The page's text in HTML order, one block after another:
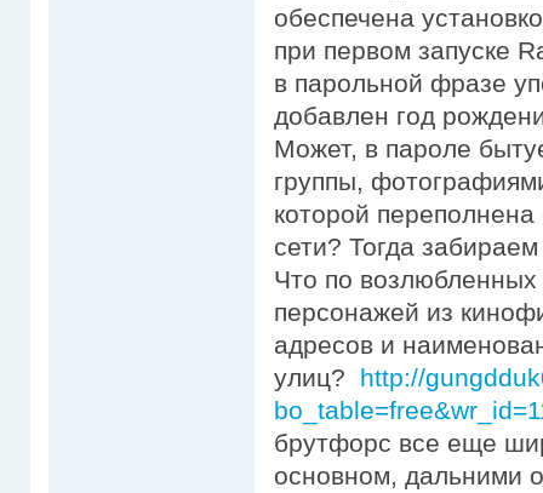
обеспечена
при первом запуске
в парольной фразе
добавлен год
Может, в пароле
группы,
которой
сети? Тогда
Что по возлюбленных
персонажей из
адресов и
улиц? http://
брутфорс все еще
основном, дальними